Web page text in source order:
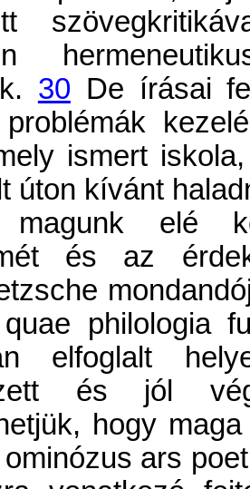
30 De írásai
problémák
ismert
úton kívánt
magunk elé
és az
philologia
elfoglalt
és jól
hogy
ars